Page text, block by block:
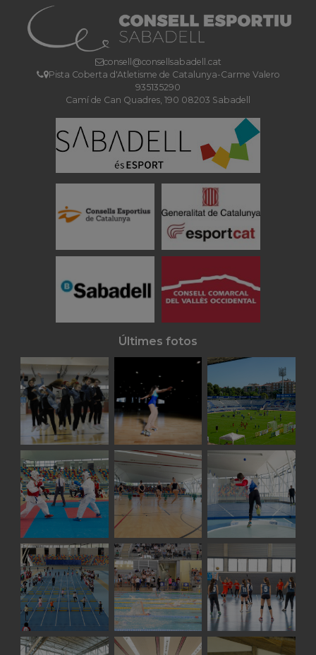
consell@consellsabadell.cat
Pista Coberta d'Atletisme de Catalunya-Carme Valero
935135290
Camí de Can Quadres, 190 08203 Sabadell
Últimes fotos